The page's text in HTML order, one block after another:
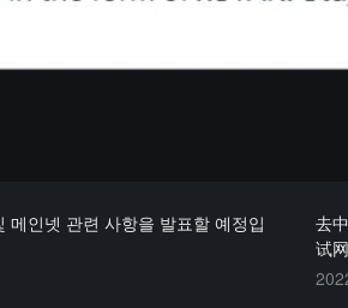
메인넷 관련 사항을 발표할 예정입
去
试